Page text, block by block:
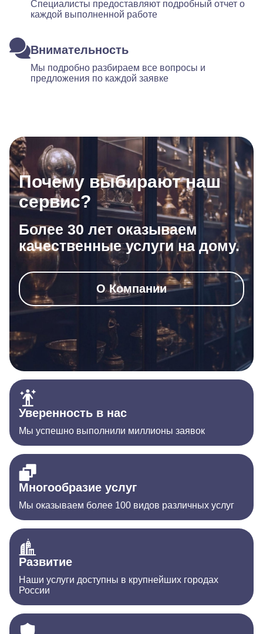
Специалисты предоставляют подробный отчет о
каждой выполненной работе
Внимательность
Мы подробно разбираем все вопросы и
предложения по каждой заявке
Почему выбирают наш
сервис?
Более 30 лет оказываем
качественные услуги на дому.
О Компании
Уверенность в нас
Мы успешно выполнили миллионы заявок
Многообразие услуг
Мы оказываем более 100 видов различных услуг
Развитие
Наши услуги доступны в крупнейших городах
России